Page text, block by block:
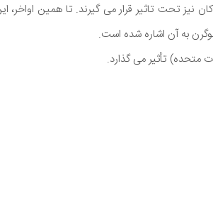
نیز تحت تاثیر قرار می گیرند. تا همین
به آن اشاره شده است.